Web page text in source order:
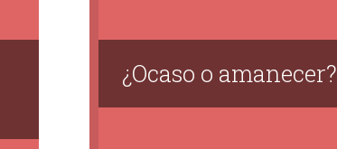
¿Ocaso o amanecer?